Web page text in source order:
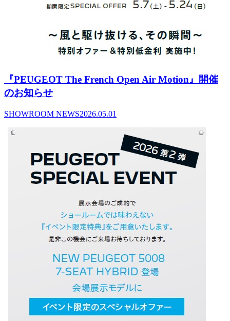
『PEUGEOT The French Open Air Motion』開催
のお知らせ
SHOWROOM NEWS2026.05.01